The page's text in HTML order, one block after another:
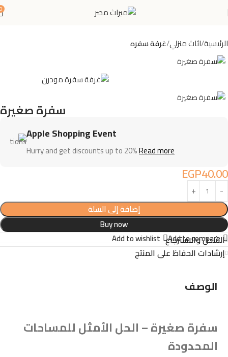
الرئيسية اثاث منزلي غرفة سفره
سفرة صغيرة
Apple Shopping Event
Hurry and get discounts up to 20%Read more
EGP40.00
إضافة إلى السلة
Buy now
Add to compare
Add to wishlist الشحن والاسترجاع
إرشادات الحفاظ على المنتج
الوصف
سفرة صغيرة – الحل الأمثل للمساحات
المحدودة